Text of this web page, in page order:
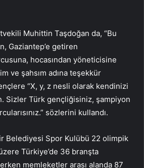
Muhittin Taşdoğan da, “Bu
Gaziantep’e getiren
hocasından yöneticisine
ve şahsım adına teşekkür
“X, y, z nesli olarak kendinizi
Sizler Türk gençliğisiniz, şampiyon
sözlerini kullandı.
Belediyesi Spor Kulübü 22 olimpik
Türkiye’de 36 branşta
memleketler arası alanda 87